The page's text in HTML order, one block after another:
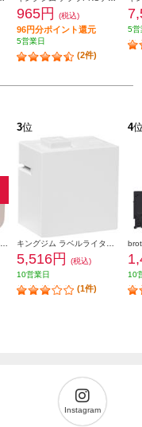
965円 (税込)
96円分ポイント還元
5営業日
(2件)
5営
3位
5,516円
(税込)
10営業日
(1件)
4
10
Instagram